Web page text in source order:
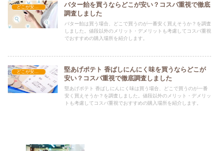
どこが安い？-お菓子・スイーツ・アイス
バター飴を買うならどこが安い？コスパ重視で徹底
調査しました
バター飴は買う場合、どこで買うのが一番安く買えそうか？を調査
しました。値段以外のメリット・デメリットも考慮してコスパ重視
でおすすめの購入場所を紹介します。
どこが安い？-お菓子・スイーツ・アイス
堅あげポテト 香ばしにんにく味を買うならどこが
安い？コスパ重視で徹底調査しました
堅あげポテト 香ばしにんにく味は買う場合、どこで買うのが一番
安く買えそうか？を調査しました。値段以外のメリット・デメリッ
トも考慮してコスパ重視でおすすめの購入場所を紹介します。